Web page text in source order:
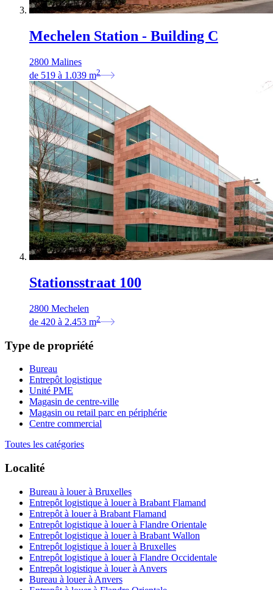
Mechelen Station - Building C
2800 Malines
de 519 à 1.039 m2
Stationsstraat 100
2800 Mechelen
de 420 à 2.453 m2
Type de propriété
Bureau
Entrepôt logistique
Unité PME
Magasin de centre-ville
Magasin ou retail parc en périphérie
Centre commercial
Toutes les catégories
Localité
Bureau à louer à Bruxelles
Entrepôt logistique à louer à Brabant Flamand
Entrepôt à louer à Brabant Flamand
Entrepôt logistique à louer à Flandre Orientale
Entrepôt logistique à louer à Brabant Wallon
Entrepôt logistique à louer à Bruxelles
Entrepôt logistique à louer à Flandre Occidentale
Entrepôt logistique à louer à Anvers
Bureau à louer à Anvers